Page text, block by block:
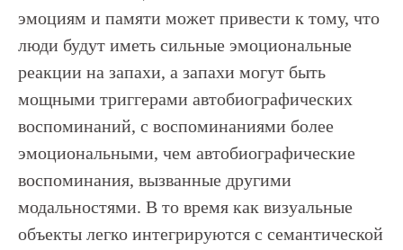
эмоциям и памяти может привести к тому, что
люди будут иметь сильные эмоциональные
реакции на запахи, а запахи могут быть
мощными триггерами автобиографических
воспоминаний, с воспоминаниями более
эмоциональными, чем автобиографические
воспоминания, вызванные другими
модальностями. В то время как визуальные
объекты легко интегрируются с семантической